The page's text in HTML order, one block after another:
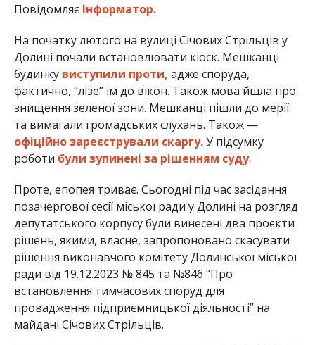
Повідомляє Інформатор.
На початку лютого на вулиці Січових Стрільців у
Долині почали встановлювати кіоск. Мешканці
будинку виступили проти, адже споруда,
фактично, “лізе” їм до вікон. Також мова йшла про
знищення зеленої зони. Мешканці пішли до мерії
та вимагали громадських слухань. Також —
офіційно зареєстрували скаргу.У підсумку
роботи були зупинені за рішенням суду.
Проте, епопея триває. Сьогодні під час засідання
позачергової сесії міської ради у Долині на розгляд
депутатського корпусу були винесені два проєкти
рішень, якими, власне, запропоновано скасувати
рішення виконавчого комітету Долинської міської
ради від 19.12.2023 № 845 та №846 “Про
встановлення тимчасових споруд для
провадження підприємницької діяльності” на
майдані Січових Стрільців.